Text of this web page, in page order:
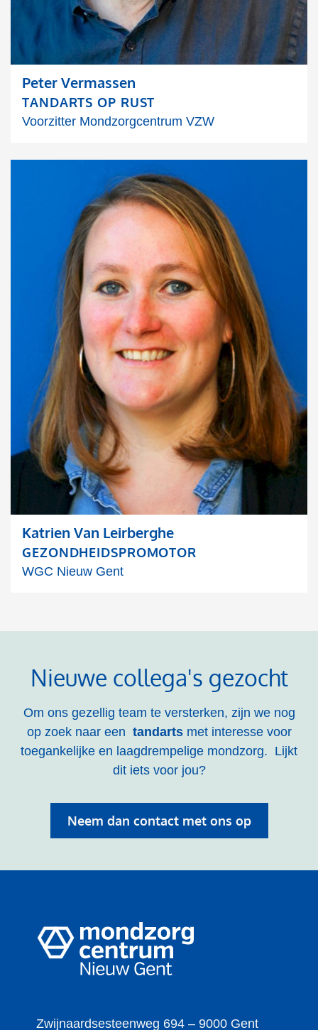
Peter Vermassen
TANDARTS OP RUST
Voorzitter Mondzorgcentrum VZW
Katrien Van Leirberghe
GEZONDHEIDSPROMOTOR
WGC Nieuw Gent
Nieuwe collega's gezocht
Om ons gezellig team te versterken, zijn we nog
op zoek naar een tandarts met interesse voor
toegankelijke en laagdrempelige mondzorg. Lijkt
dit iets voor jou?
Neem dan contact met ons op
Zwijnaardsesteenweg 694 – 9000 Gent